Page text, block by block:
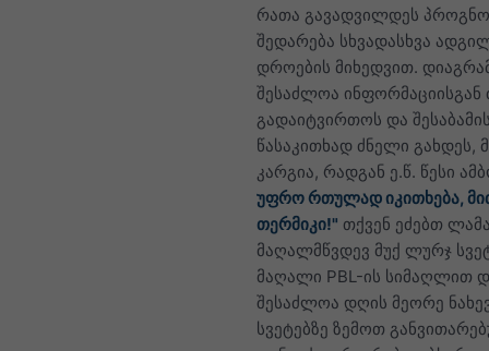
რათა გავადვილდეს
შედარება სხვადასხვა
დროების მიხედვით.
შესაძლოა ინფორმაციისგან
გადაიტვირთოს და
წასაკითხად ძნელი გახდეს,
კარგია, რადგან ე.წ. წესი
უფრო რთულად იკითხება,
თერმიკი!" თქვენ ეძებთ
მაღალმწვდევ მუქ ლურჯ
მაღალი PBL-ის სიმაღლით
შესაძლოა დღის მეორე
სვეტებზე ზემოთ